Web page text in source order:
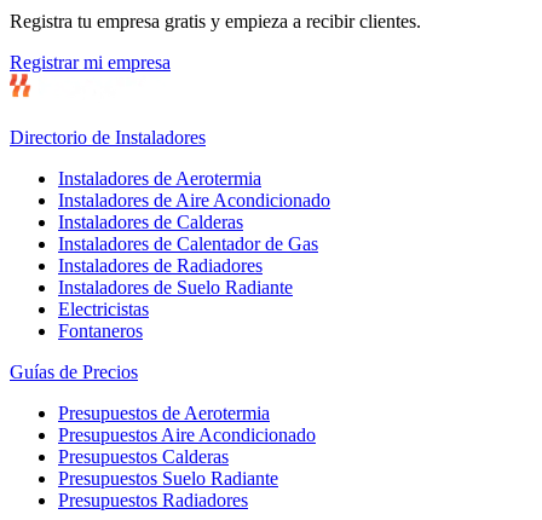
Registra tu empresa gratis y empieza a recibir clientes.
Registrar mi empresa
Directorio de Instaladores
Instaladores de Aerotermia
Instaladores de Aire Acondicionado
Instaladores de Calderas
Instaladores de Calentador de Gas
Instaladores de Radiadores
Instaladores de Suelo Radiante
Electricistas
Fontaneros
Guías de Precios
Presupuestos de Aerotermia
Presupuestos Aire Acondicionado
Presupuestos Calderas
Presupuestos Suelo Radiante
Presupuestos Radiadores